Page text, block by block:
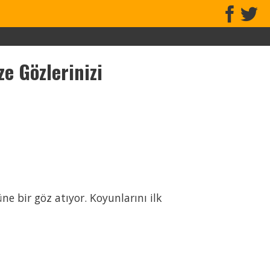
Gözlerinizi
bir göz atıyor. Koyunlarını ilk